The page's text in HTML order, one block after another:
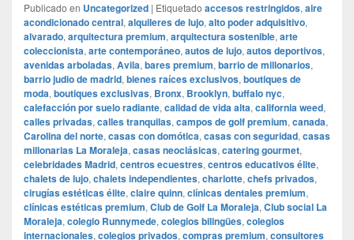
Publicado en Uncategorized | Etiquetado accesos restringidos, aire
acondicionado central, alquileres de lujo, alto poder adquisitivo,
alvarado, arquitectura premium, arquitectura sostenible, arte
coleccionista, arte contemporáneo, autos de lujo, autos deportivos,
avenidas arboladas, Avila, bares premium, barrio de millonarios,
barrio judio de madrid, bienes raíces exclusivos, boutiques de
moda, boutiques exclusivas, Bronx, Brooklyn, buffalo nyc,
calefacción por suelo radiante, calidad de vida alta, california weed,
calles privadas, calles tranquilas, campos de golf premium, canada,
Carolina del norte, casas con domótica, casas con seguridad, casas
millonarias La Moraleja, casas neoclásicas, catering gourmet,
celebridades Madrid, centros ecuestres, centros educativos élite,
chalets de lujo, chalets independientes, charlotte, chefs privados,
cirugías estéticas élite, claire quinn, clínicas dentales premium,
clínicas estéticas premium, Club de Golf La Moraleja, Club social La
Moraleja, colegio Runnymede, colegios bilingües, colegios
internacionales, colegios privados, compras premium, consultores